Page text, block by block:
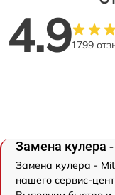
4.91799
Замена кулера
Замена кулера -
нашего сервис-